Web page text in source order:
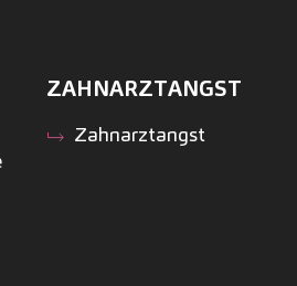
ZAHNARZTANGST
Zahnarztangst